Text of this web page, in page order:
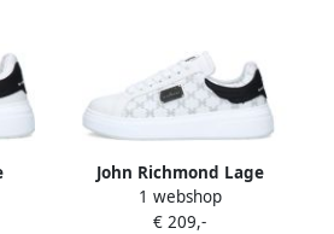
John Richmond Lage
Sneakers 31019-A
1 webshop
€ 209,-